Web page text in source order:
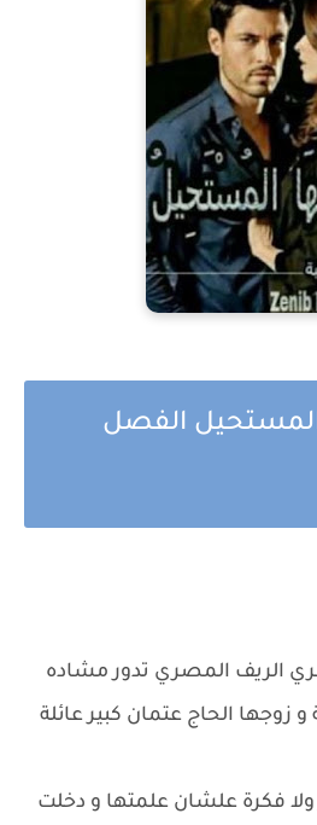
الفصل
الريف المصري تدور مشاده
و زوجها الحاج عتمان كبير عائلة
فكرة علشان علمتها و دخلت